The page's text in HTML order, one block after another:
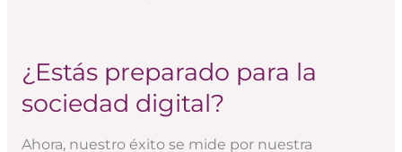
¿Estás preparado para la
sociedad digital?
Ahora, nuestro éxito se mide por nuestra
¿Estás
preparado
para
la